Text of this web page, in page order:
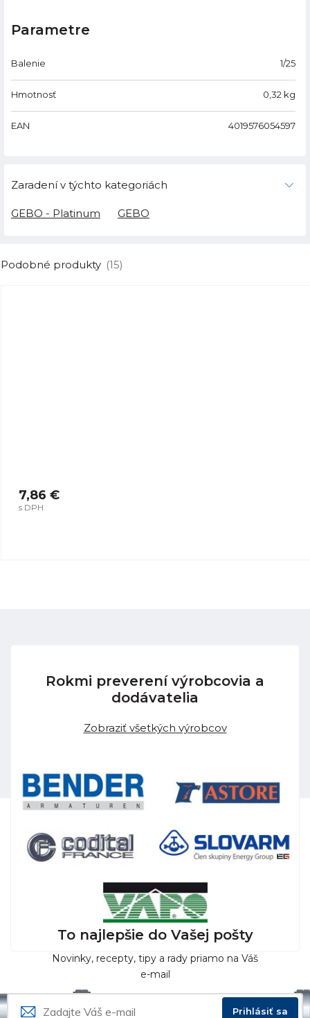
Parametre
Balenie 1/25
Hmotnosť 0,32 kg
EAN 4019576054597
Zaradení v týchto kategoriách
GEBO - Platinum GEBO
Podobné produkty (15)
7,86 €
s DPH
Rokmi preverení výrobcovia a
dodávatelia
Zobraziť všetkých výrobcov
To najlepšie do Vašej pošty
Novinky, recepty, tipy a rady priamo na Váš
e-mail
Prihlásiť sa